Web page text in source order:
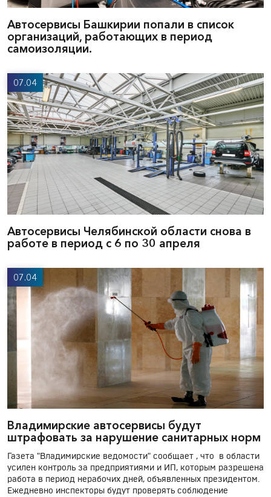
Автосервисы Башкирии попали в список
организаций, работающих в период
самоизоляции.
07.04
Автосервисы Челябинской области снова в
работе в период с 6 по 30 апреля
07.04
Владимирские автосервисы будут
штрафовать за нарушение санитарных норм
Газета "Владимирские ведомости" сообщает , что в области
усилен контроль за предприятиями и ИП, которым разрешена
работа в период нерабочих дней, объявленных президентом.
Ежедневно инспекторы будут проверять соблюдение